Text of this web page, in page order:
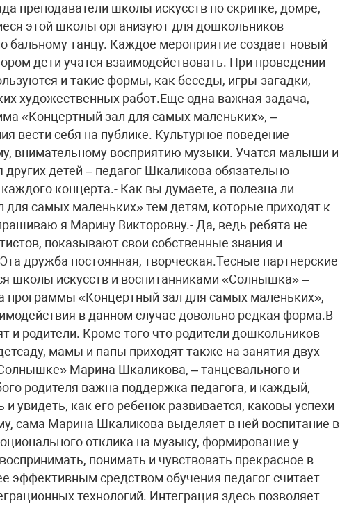
преподаватели школы искусств по скрипке, домре,
этой школы организуют для дошкольников
бальному танцу. Каждое мероприятие создает новый
дети учатся взаимодействовать. При проведении
и такие формы, как беседы, игры-загадки,
художественных работ.Еще одна важная задача,
«Концертный зал для самых маленьких», –
вести себя на публике. Культурное поведение
внимательному восприятию музыки. Учатся малыши и
детей – педагог Шкаликова обязательно
концерта.- Как вы думаете, а полезна ли
самых маленьких» тем детям, которые приходят к
я Марину Викторовну.- Да, ведь ребята не
показывают свои собственные знания и
дружба постоянная, творческая.Тесные партнерские
школы искусств и воспитанниками «Солнышка» –
программы «Концертный зал для самых маленьких»,
в данном случае довольно редкая форма.В
и родители. Кроме того что родители дошкольников
мамы и папы приходят также на занятия двух
Марина Шкаликова, – танцевального и
родителя важна поддержка педагога, и каждый,
увидеть, как его ребенок развивается, каковы успехи
сама Марина Шкаликова выделяет в ней воспитание в
отклика на музыку, формирование у
понимать и чувствовать прекрасное в
средством обучения педагог считает
технологий. Интеграция здесь позволяет